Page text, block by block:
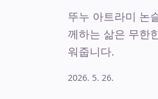
뚜누 아트라미 논
께하는 삶은 무한
워줍니다.
2026. 5. 26.